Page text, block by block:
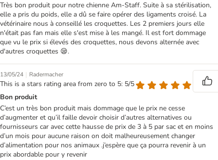
Très bon produit pour notre chienne Am-Staff. Suite à sa stérilisation,
elle a pris du poids, elle a dû se faire opérer des ligaments croisé. La
vétérinaire nous à conseillé les croquettes. Les 2 premiers jours elle
n'était pas fan mais elle s'est mise à les mangé. Il est fort dommage
que vu le prix si élevés des croquettes, nous devons alternée avec
d'autres croquettes 😪.
13/05/24 | Radermacher
This is a stars rating area from zero to 5: 5/5
Bon produit
C’est un très bon produit mais dommage que le prix ne cesse
d’augmenter et qu’il faille devoir choisir d’autres alternatives ou
fournisseurs car avec cette hausse de prix de 3 à 5 par sac et en moins
d’un mois pour aucune raison on doit malheureusement changer
d’alimentation pour nos animaux .j’espère que ça pourra revenir à un
prix abordable pour y revenir